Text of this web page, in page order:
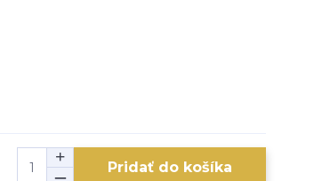
Pridať do košíka